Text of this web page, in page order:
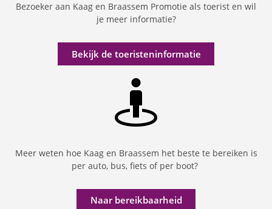
Bezoeker aan Kaag en Braassem Promotie als toerist en wil
je meer informatie?
Bekijk de toeristeninformatie
Meer weten hoe Kaag en Braassem het beste te bereiken is
per auto, bus, fiets of per boot?
Naar bereikbaarheid